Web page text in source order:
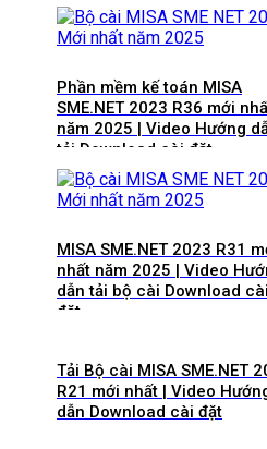
Phần mềm kế toán MISA
SME.NET 2023 R36 mới
năm 2025 | Video Hướng
tải Download cài đặt
MISA SME.NET 2023 R31
nhất năm 2025 | Video
dẫn tải bộ cài Download cài
đặt
Tải Bộ cài MISA SME.NET
R21 mới nhất | Video
dẫn Download cài đặt